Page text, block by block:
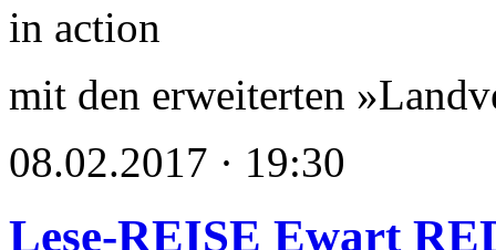
mit den erweiterten
08.02.2017 · 19:30
Lese-REISE Ewart